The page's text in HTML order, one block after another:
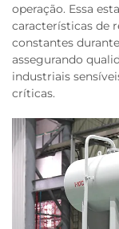
operação. Essa
características de
constantes
assegurando
industriais
críticas.